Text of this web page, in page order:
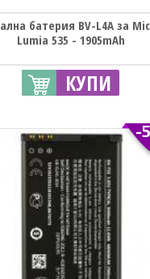
батерия BV-L4A за
Lumia 535 - 1905mAh
КУПИ
-